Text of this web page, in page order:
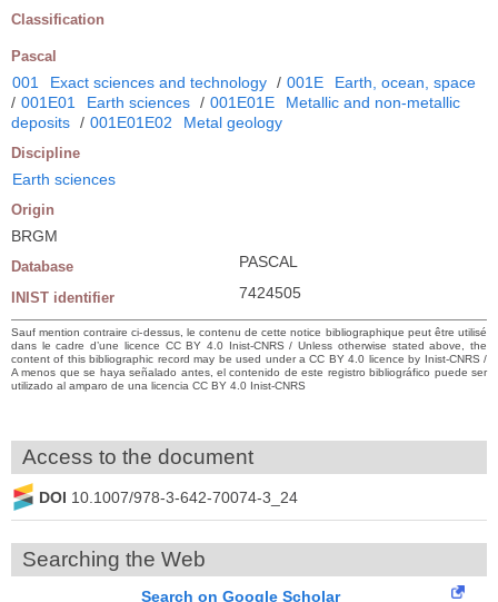
Classification
Pascal
001 Exact sciences and technology / 001E
Earth, ocean, space
/ 001E01 Earth sciences / 001E01E
Metallic and non-metallic
deposits / 001E01E02 Metal geology
Discipline
Earth sciences
Origin
BRGM
Database PASCAL
INIST identifier 7424505
Sauf mention contraire ci-dessus, le contenu de cette notice bibliographique peut être utilisé
dans le cadre d’une licence CC BY 4.0 Inist-CNRS / Unless otherwise stated above, the
content of this bibliographic record may be used under a CC BY 4.0 licence by Inist-CNRS /
A menos que se haya señalado antes, el contenido de este registro bibliográfico puede ser
utilizado al amparo de una licencia CC BY 4.0 Inist-CNRS
Access to the document
DOI 10.1007/978-3-642-70074-3_24
Searching the Web
Search on Google Scholar